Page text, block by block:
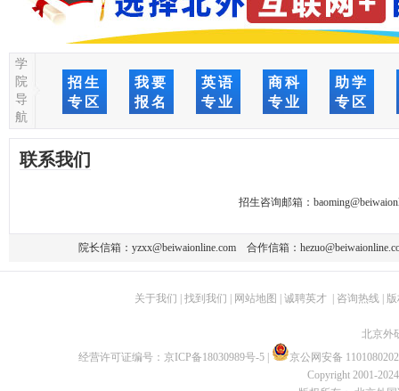
学
院
导
航
招生
专区
我要
报名
英语
专业
商科
专业
助学
专区
联系我们
招生咨询邮箱：
院长信箱： yzxx@beiwaionline.com 合作信箱：
关于我们 找到我们 网站地图 诚聘英才| 咨询热线|
北京外
经营许可证编号： 京ICP备18030989号-5
京公网安备
Copyright 2001-